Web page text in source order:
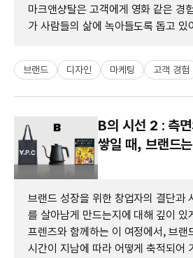
마크앤샹탈은 고객에게 영화 같은 경
가 사람들의 삶에 녹아들도록 돕고 있
브랜드 디자인 마케팅 고객 경험
B의 시선 2 : 측
쌓일 때, 브랜드
브랜드 성장을 위한 창업자의 결단과
를 살아남게 만드는지에 대해 깊이 있
프렌즈와 함께하는 이 여정에서, 브랜
시간이 지남에 따라 어떻게 축적되어